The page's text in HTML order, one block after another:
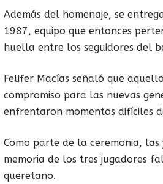
Además del homenaje, se
1987, equipo que entonces
huella entre los seguidores del
Felifer Macías señaló que
compromiso para las nuevas
enfrentaron momentos difíciles
Como parte de la ceremonia,
memoria de los tres jugadores
queretano.